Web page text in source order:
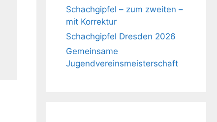
Schachgipfel – zum zweiten –
mit Korrektur
Schachgipfel Dresden 2026
Gemeinsame
Jugendvereinsmeisterschaft